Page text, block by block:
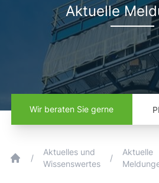
Aktuelle
Wir beraten Sie gerne
breadcrumb.home
/
Aktuelles und
Wissenswertes
/
Aktuelle